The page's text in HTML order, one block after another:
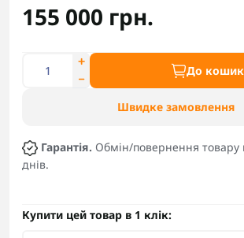
155 000 грн.
До
Швидке замовлення
Гарантія. Обмін/повернення
днів.
Купити цей товар в 1 клік: